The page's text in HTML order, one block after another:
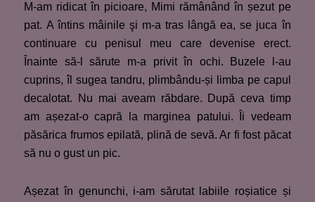
M-am ridicat în picioare, Mimi rămânând în șezut pe
pat. A întins mâinile şi m-a tras lângă ea, se juca în
continuare cu penisul meu care devenise erect.
Înainte să-l sărute m-a privit în ochi. Buzele l-au
cuprins, îl sugea tandru, plimbându-și limba pe capul
decalotat. Nu mai aveam răbdare. După ceva timp
am așezat-o capră la marginea patului. Îi vedeam
păsărica frumos epilată, plină de sevă. Ar fi fost păcat
să nu o gust un pic.
Așezat în genunchi, i-am sărutat labiile roșiatice și